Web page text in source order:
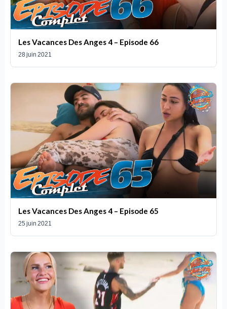
Les Vacances Des Anges 4 – Episode 66
28 juin 2021
Les Vacances Des Anges 4 – Episode 65
25 juin 2021